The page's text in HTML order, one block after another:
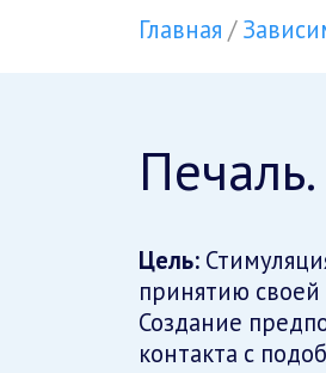
Главная
Печаль.
Цель:
принятию
Создание
контакта с